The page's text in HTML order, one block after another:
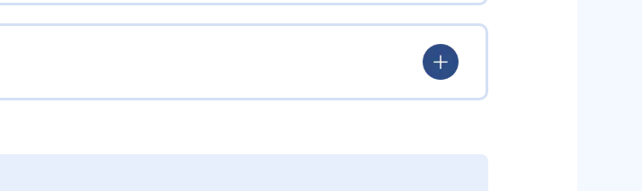
ステップで進んでいけるよう工夫されている。このスタイルは子ど
よう適切なヒントを与えたり、声かけをしたりしている。苦手な科
を克服できるだろう。
向け
に向かって頑張りやり抜く力を育むことができる。また、年齢や学
ため、難しすぎてやる気を損ねたり、簡単すぎて退屈することもな
校への実績があるかどうかは、通う予定の教室に問い合わせたい。